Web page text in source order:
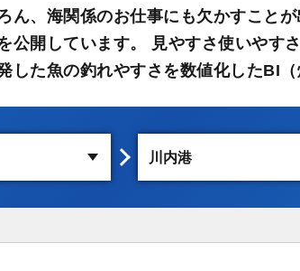
ん、海関係のお仕事にも欠かすこと
公開しています。 見やすさ使いやす
した魚の釣れやすさを数値化したBI